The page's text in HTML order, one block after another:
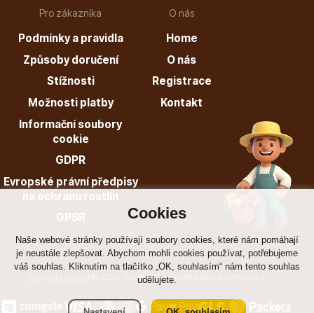
Cookies
Naše webové stránky používají soubory cookies, které nám pomáhají
je neustále zlepšovat. Abychom mohli cookies používat, potřebujeme
váš souhlas. Kliknutím na tlačítko „OK, souhlasím“ nám tento souhlas
udělujete.
Dárkový poukaz
+421 944 200 333
Po-Pá 9:00 - 17:00
Pro zákazníka
Podmínky a pravidla
Způsoby doručení
Stížnosti
Možnosti platby
Informační soubory
cookie
GDPR
Evropské právní předpisy
na ochranu rostlin
GPSR
O nás
Home
O nás
Registrace
Kontakt
© 2026 Stromo.cz Všechna práva vyhrazena.